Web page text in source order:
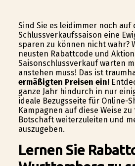
Sind Sie es leidimmer noch
Schlussverkaufssaison eine
sparen zu können nicht wahr?
neusten Rabattcode und
Saisonschlussverkauf warten
anstehen muss! Das ist
ermäßigten Preisen ein!
ganze Jahr hindurch in nur
ideale Bezugsseite für Online-
Kampagnen auf diese Weise
Botschaft weiterzuleiten und
auszugeben.
Lernen Sie